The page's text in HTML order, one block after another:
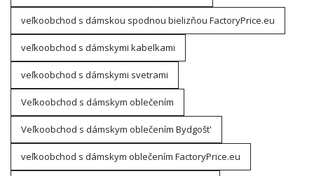
veľkoobchod s dámskou spodnou bielizňou FactoryPrice.eu
veľkoobchod s dámskymi kabelkami
veľkoobchod s dámskymi svetrami
Veľkoobchod s dámskym oblečením
Veľkoobchod s dámskym oblečením Bydgošt'
veľkoobchod s dámskym oblečením FactoryPrice.eu